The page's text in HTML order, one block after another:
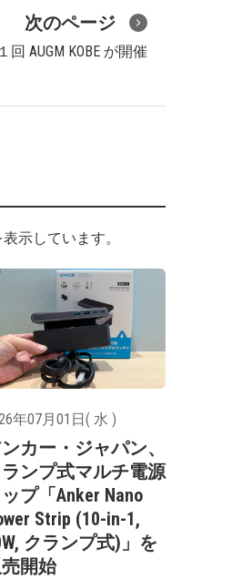
次のページ
回 AUGM KOBE が開催
示しています。
年07月01日( 水 )
カー・ジャパン、
ンプ式マルチ電源
プ「Anker Nano
Strip (10-in-1,
クランプ式)」を
開始